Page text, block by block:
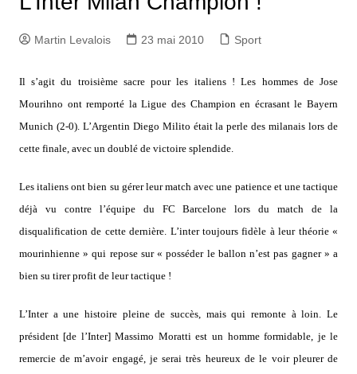
Martin Levalois 23 mai 2010 Sport
Il s’agit du troisième sacre pour les italiens ! Les hommes de Jose
Mourihno ont remporté la Ligue des Champion en écrasant le Bayern
Munich (2-0). L’Argentin Diego Milito était la perle des milanais lors de
cette finale, avec un doublé de victoire splendide.
Les italiens ont bien su gérer leur match avec une patience et une tactique
déjà vu contre l’équipe du FC Barcelone lors du match de la
disqualification de cette dernière. L’inter toujours fidèle à leur théorie «
mourinhienne » qui repose sur « posséder le ballon n’est pas gagner » a
bien su tirer profit de leur tactique !
L’Inter a une histoire pleine de succès, mais qui remonte à loin. Le
président [de l’Inter] Massimo Moratti est un homme formidable, je le
remercie de m’avoir engagé, je serai très heureux de le voir pleurer de